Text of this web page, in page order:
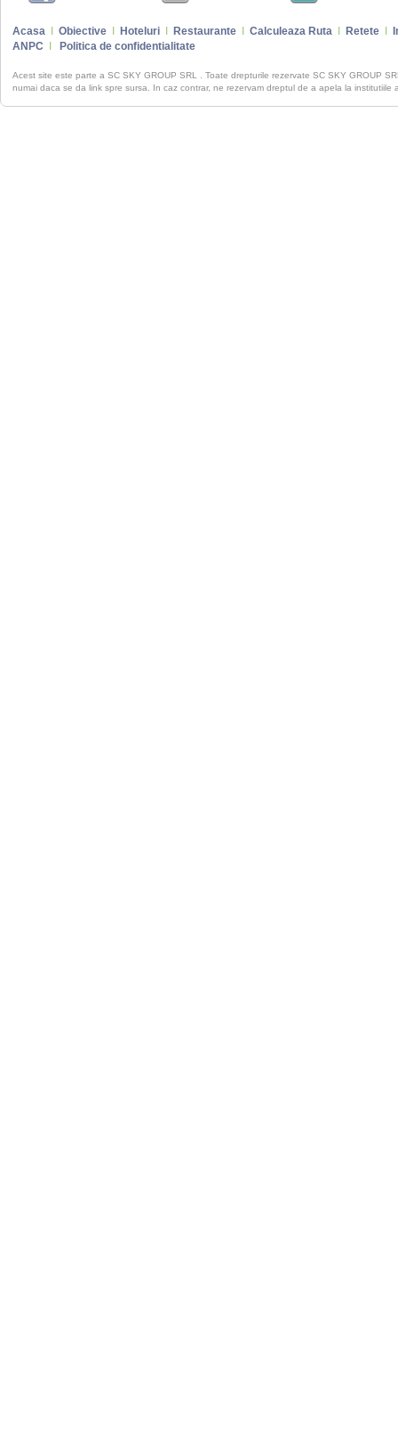
Acasa Obiective Hoteluri Restaurante Calculeaza Ruta Retete
ANPC
Politica de confidentialitate
Acest site este parte a SC SKY GROUP SRL . Toate drepturile rezervate SC SKY GROUP
numai daca se da link spre sursa. In caz contrar, ne rezervam dreptul de a apela la institutiile